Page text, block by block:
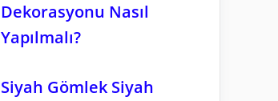
Dekorasyonu Nasıl
Yapılmalı?
Siyah Gömlek Siyah